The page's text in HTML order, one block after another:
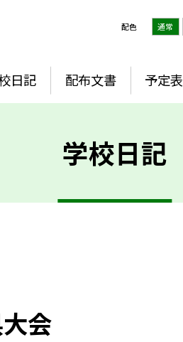
配色 通常
日記 配布文書 予定表
学校日記
会